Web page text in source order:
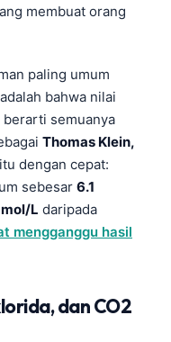
membuat orang
paling umum
bahwa nilai
berarti semuanya
Thomas Klein,
dengan cepat:
sebesar 6.1
L daripada
mengganggu hasil
dan CO2